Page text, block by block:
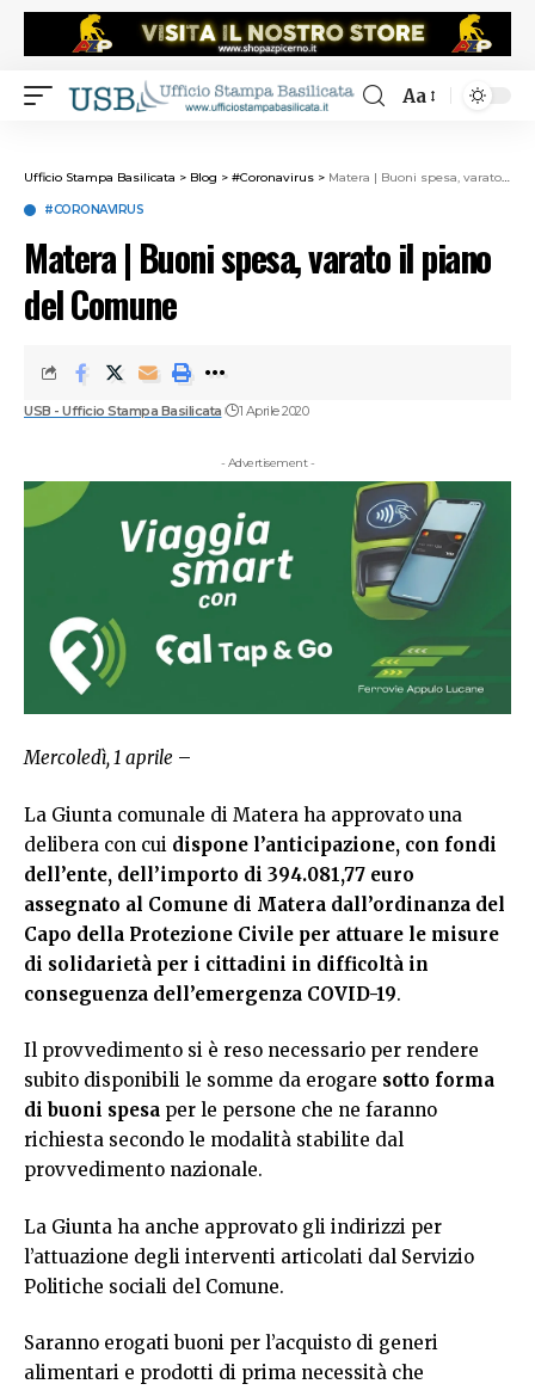
Aa
Ufficio Stampa Basilicata > Blog > #Coronavirus > Matera | Buoni spesa, varato il piano del Comune
#CORONAVIRUS
Matera | Buoni spesa, varato il piano
del Comune
USB - Ufficio Stampa Basilicata 1 Aprile 2020
- Advertisement -
Mercoledì, 1 aprile –
La Giunta comunale di Matera ha approvato una
delibera con cui dispone l’anticipazione, con fondi
dell’ente, dell’importo di 394.081,77 euro
assegnato al Comune di Matera dall’ordinanza del
Capo della Protezione Civile per attuare le misure
di solidarietà per i cittadini in difficoltà in
conseguenza dell’emergenza COVID-19.
Il provvedimento si è reso necessario per rendere
subito disponibili le somme da erogare sotto forma
di buoni spesa per le persone che ne faranno
richiesta secondo le modalità stabilite dal
provvedimento nazionale.
La Giunta ha anche approvato gli indirizzi per
l’attuazione degli interventi articolati dal Servizio
Politiche sociali del Comune.
Saranno erogati buoni per l’acquisto di generi
alimentari e prodotti di prima necessità che